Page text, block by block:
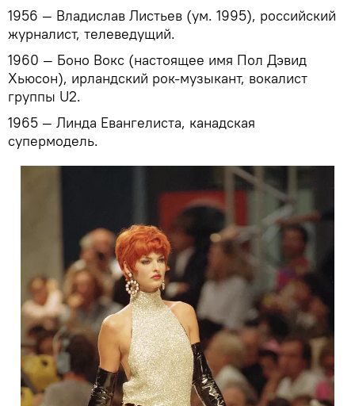
1956 — Владислав Листьев (ум. 1995), российский
журналист, телеведущий.
1960 — Боно Вокс (настоящее имя Пол Дэвид
Хьюсон), ирландский рок-музыкант, вокалист
группы U2.
1965 — Линда Евангелиста, канадская
супермодель.